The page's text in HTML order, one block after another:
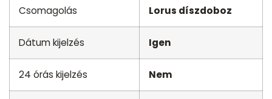
Csomagolás Lorus díszdoboz
Dátum kijelzés Igen
24 órás kijelzés Nem